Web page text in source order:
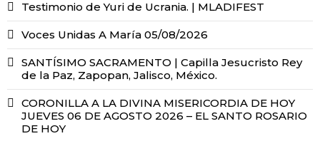
Testimonio de Yuri de Ucrania. | MLADIFEST
Voces Unidas A María 05/08/2026
SANTÍSIMO SACRAMENTO | Capilla Jesucristo Rey
de la Paz, Zapopan, Jalisco, México.
CORONILLA A LA DIVINA MISERICORDIA DE HOY
JUEVES 06 DE AGOSTO 2026 – EL SANTO ROSARIO
DE HOY